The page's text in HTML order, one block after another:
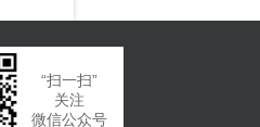
“扫一扫”
关注
微信公众号